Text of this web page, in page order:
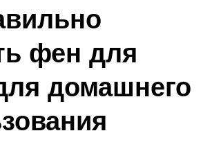
фен для
домашнего